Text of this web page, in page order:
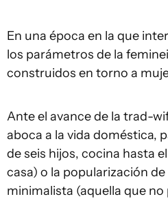
En una época en la que
los parámetros de la
construidos en torno a
Ante el avance de la trad-
aboca a la vida doméstica,
de seis hijos, cocina hasta
casa) o la popularización
minimalista (aquella que